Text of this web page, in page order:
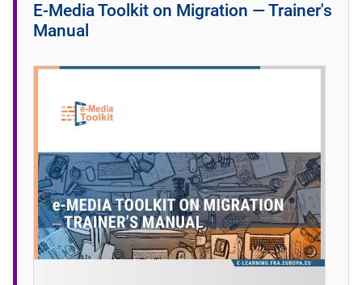
E-Media Toolkit on Migration ― Trainer's
Manual